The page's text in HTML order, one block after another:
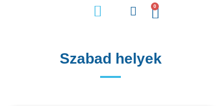
0
Szabad helyek